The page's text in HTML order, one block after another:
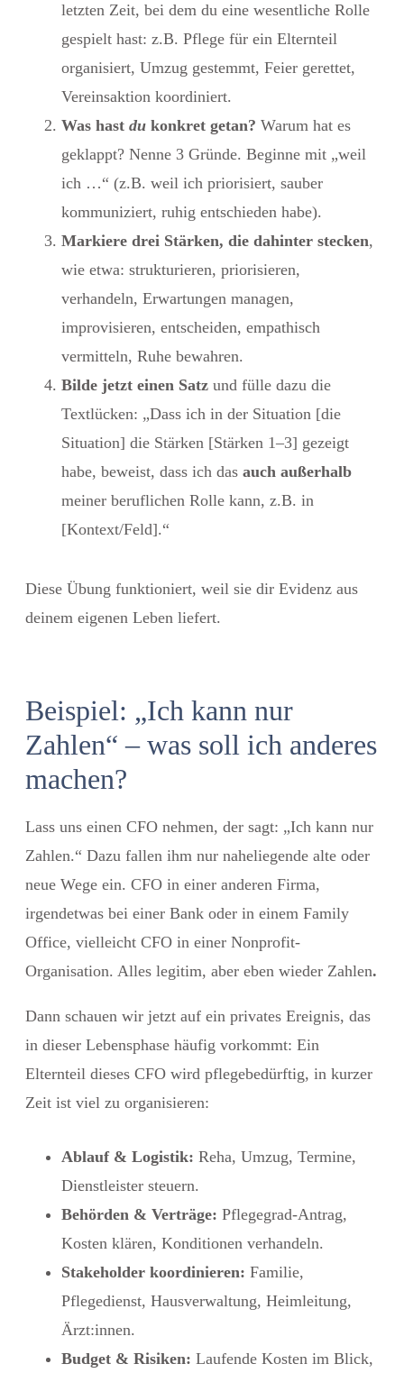
letzten Zeit, bei dem du eine wesentliche Rolle
gespielt hast: z.B. Pflege für ein Elternteil
organisiert, Umzug gestemmt, Feier gerettet,
Vereinsaktion koordiniert.
Was hast du konkret getan? Warum hat es
geklappt? Nenne 3 Gründe. Beginne mit „weil
ich …“ (z.B. weil ich priorisiert, sauber
kommuniziert, ruhig entschieden habe).
Markiere drei Stärken, die dahinter stecken,
wie etwa: strukturieren, priorisieren,
verhandeln, Erwartungen managen,
improvisieren, entscheiden, empathisch
vermitteln, Ruhe bewahren.
Bilde jetzt einen Satz und fülle dazu die
Textlücken: „Dass ich in der Situation [die
Situation] die Stärken [Stärken 1–3] gezeigt
habe, beweist, dass ich das auch außerhalb
meiner beruflichen Rolle kann, z.B. in
[Kontext/Feld].“
Diese Übung funktioniert, weil sie dir Evidenz aus
deinem eigenen Leben liefert.
Beispiel: „Ich kann nur
Zahlen“ – was soll ich anderes
machen?
Lass uns einen CFO nehmen, der sagt: „Ich kann nur
Zahlen.“ Dazu fallen ihm nur naheliegende alte oder
neue Wege ein. CFO in einer anderen Firma,
irgendetwas bei einer Bank oder in einem Family
Office, vielleicht CFO in einer Nonprofit-
Organisation. Alles legitim, aber eben wieder Zahlen.
Dann schauen wir jetzt auf ein privates Ereignis, das
in dieser Lebensphase häufig vorkommt: Ein
Elternteil dieses CFO wird pflegebedürftig, in kurzer
Zeit ist viel zu organisieren:
Ablauf & Logistik: Reha, Umzug, Termine,
Dienstleister steuern.
Behörden & Verträge: Pflegegrad-Antrag,
Kosten klären, Konditionen verhandeln.
Stakeholder koordinieren: Familie,
Pflegedienst, Hausverwaltung, Heimleitung,
Ärzt:innen.
Budget & Risiken: Laufende Kosten im Blick,